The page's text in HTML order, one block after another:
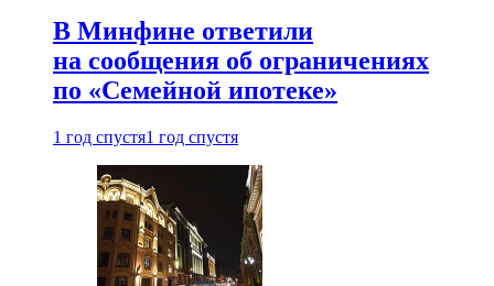
В Минфине ответили
на сообщения об ограничениях
по «Семейной ипотеке»
1 год спустя1 год спустя